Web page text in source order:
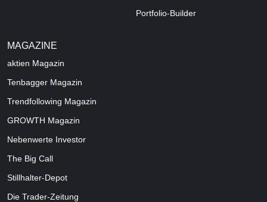
Portfolio-Builder
MAGAZINE
aktien Magazin
Tenbagger Magazin
Trendfollowing Magazin
GROWTH Magazin
Nebenwerte Investor
The Big Call
Stillhalter-Depot
Die Trader-Zeitung